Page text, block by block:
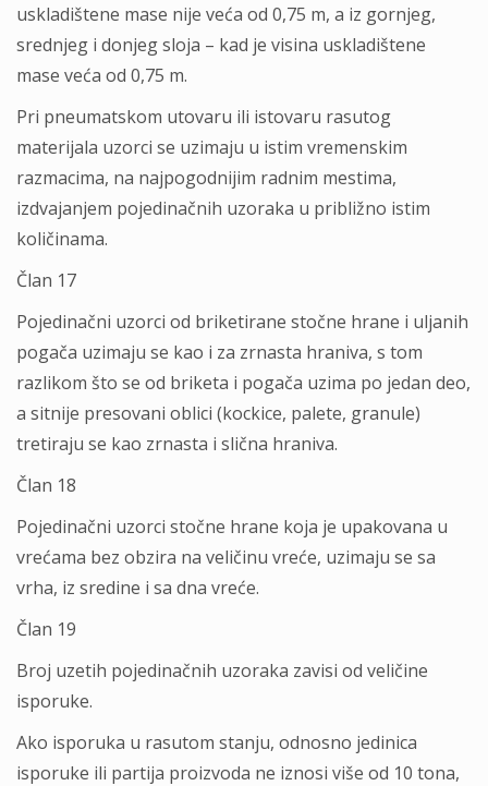
uskladištene mase nije veća od 0,75 m, a iz gornjeg,
srednjeg i donjeg sloja – kad je visina uskladištene
mase veća od 0,75 m.
Pri pneumatskom utovaru ili istovaru rasutog
materijala uzorci se uzimaju u istim vremenskim
razmacima, na najpogodnijim radnim mestima,
izdvajanjem pojedinačnih uzoraka u približno istim
količinama.
Član 17
Pojedinačni uzorci od briketirane stočne hrane i uljanih
pogača uzimaju se kao i za zrnasta hraniva, s tom
razlikom što se od briketa i pogača uzima po jedan deo,
a sitnije presovani oblici (kockice, palete, granule)
tretiraju se kao zrnasta i slična hraniva.
Član 18
Pojedinačni uzorci stočne hrane koja je upakovana u
vrećama bez obzira na veličinu vreće, uzimaju se sa
vrha, iz sredine i sa dna vreće.
Član 19
Broj uzetih pojedinačnih uzoraka zavisi od veličine
isporuke.
Ako isporuka u rasutom stanju, odnosno jedinica
isporuke ili partija proizvoda ne iznosi više od 10 tona,